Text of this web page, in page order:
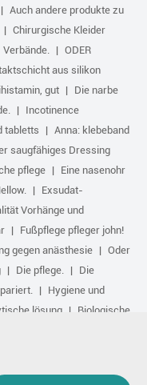
Auch andere produkte zu
Chirurgische Kleider
Verbände.
ODER
aus silikon
gut
Die narbe
Incotinence
tabletts
Anna: klebeband
saugfähiges Dressing
pflege
Eine nasenohr
Exsudat-
Vorhänge und
Fußpflege pfleger john!
gegen anästhesie
Oder
Die pflege.
Die
Hygiene und
lösung
Biologische